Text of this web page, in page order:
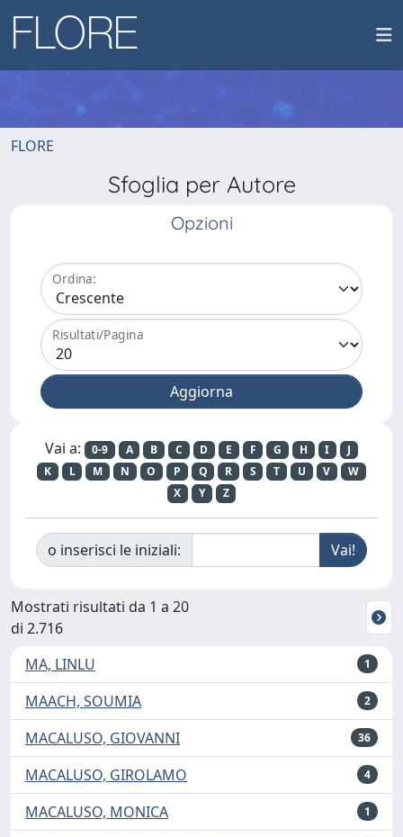
FLORE
Sfoglia per Autore
Opzioni
Ordina:
Risultati/Pagina
Vai a: 0-9 A B C D E F G H I
J
K
L M N O P Q R S T U V
W
X
Y Z
o inserisci le iniziali:
Mostrati risultati da 1 a 20
di 2.716
MA, LINLU
1
MAACH, SOUMIA 2
MACALUSO, GIOVANNI 36
MACALUSO, GIROLAMO 4
MACALUSO, MONICA 1